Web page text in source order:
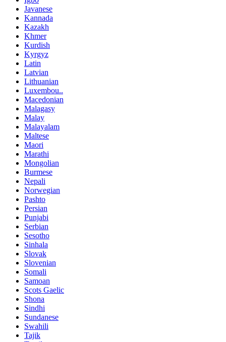
Javanese
Kannada
Kazakh
Khmer
Kurdish
Kyrgyz
Latin
Latvian
Lithuanian
Luxembou..
Macedonian
Malagasy
Malay
Malayalam
Maltese
Maori
Marathi
Mongolian
Burmese
Nepali
Norwegian
Pashto
Persian
Punjabi
Serbian
Sesotho
Sinhala
Slovak
Slovenian
Somali
Samoan
Scots Gaelic
Shona
Sindhi
Sundanese
Swahili
Tajik